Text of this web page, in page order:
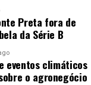
Preta fora de
da Série B
eventos climáticos
o agronegócio